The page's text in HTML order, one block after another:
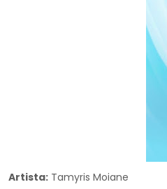
Artista: Tamyris Moiane